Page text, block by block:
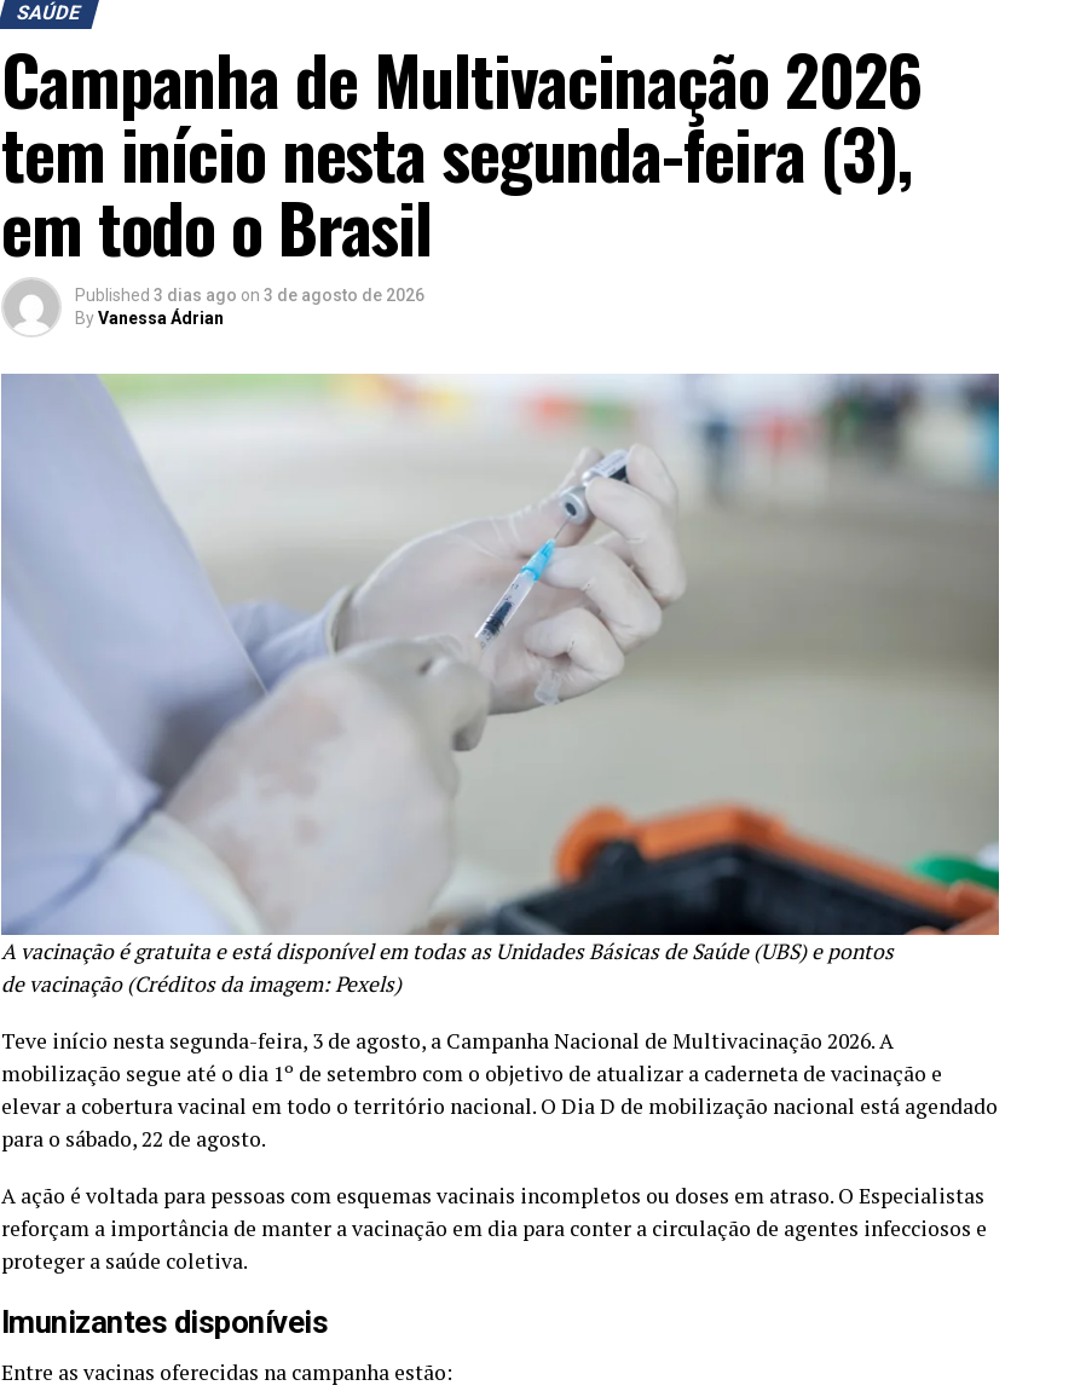
SAÚDE
Campanha de Multivacinação 2026
tem início nesta segunda-feira (3),
em todo o Brasil
Published 3 dias ago on 3 de agosto de 2026
ByVanessa Ádrian
A vacinação é gratuita e está disponível em todas as Unidades Básicas de Saúde (UBS) e pontos
de vacinação (Créditos da imagem: Pexels)
Teve início nesta segunda-feira, 3 de agosto, a Campanha Nacional de Multivacinação 2026. A
mobilização segue até o dia 1º de setembro com o objetivo de atualizar a caderneta de vacinação e
elevar a cobertura vacinal em todo o território nacional. O Dia D de mobilização nacional está agendado
para o sábado, 22 de agosto.
A ação é voltada para pessoas com esquemas vacinais incompletos ou doses em atraso. O Especialistas
reforçam a importância de manter a vacinação em dia para conter a circulação de agentes infecciosos e
proteger a saúde coletiva.
Imunizantes disponíveis
Entre as vacinas oferecidas na campanha estão: